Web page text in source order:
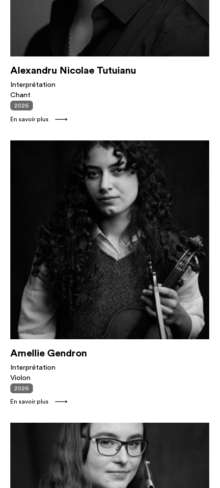
Alexandru Nicolae Tutuianu
Interprétation
Chant
2026
En savoir plus
Amellie Gendron
Interprétation
Violon
2026
En savoir plus